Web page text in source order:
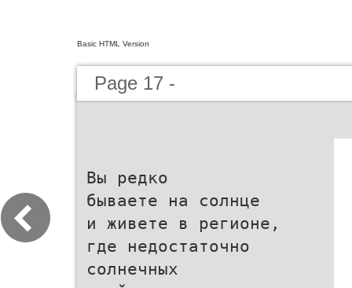
Basic HTML Version
Page 17 -
Вы редко
бываете на солнце
и живете в регионе,
где недостаточно
солнечных